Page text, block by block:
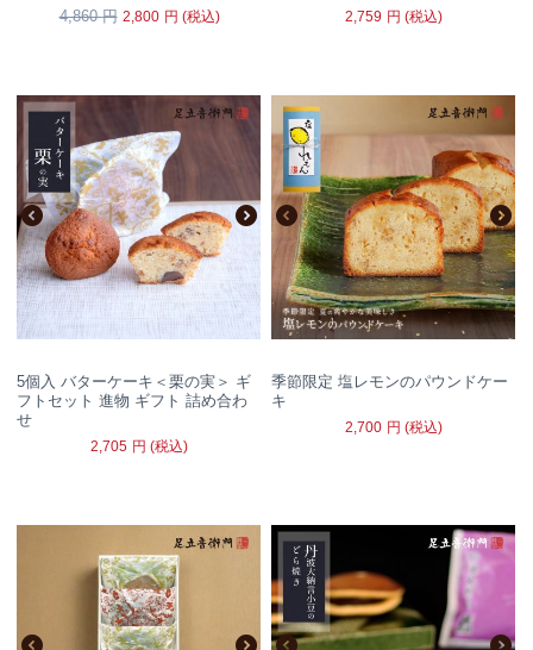
4,860 円 2,800 円 (税込) 2,759 円 (税込)
5個入 バターケーキ＜栗の実＞ ギ
フトセット 進物 ギフト 詰め合わ
せ
2,705 円 (税込)
季節限定 塩レモンのパウンドケー
キ
2,700 円 (税込)